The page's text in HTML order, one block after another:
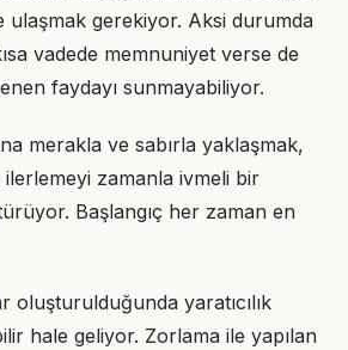
ulaşmak gerekiyor. Aksi durumda
vadede memnuniyet verse de
faydayı sunmayabiliyor.
merakla ve sabırla yaklaşmak,
ilerlemeyi zamanla ivmeli bir
Başlangıç her zaman en
oluşturulduğunda yaratıcılık
hale geliyor. Zorlama ile yapılan